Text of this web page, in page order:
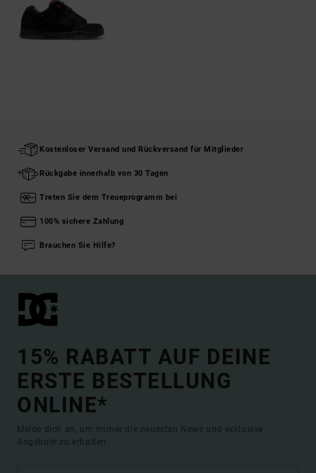
Kostenloser Versand und Rückversand für Mitglieder
Rückgabe innerhalb von 30 Tagen
Treten Sie dem Treueprogramm bei
100% sichere Zahlung
Brauchen Sie Hilfe?
15% RABATT AUF DEINE
ERSTE BESTELLUNG
ONLINE*
Melde dich an, um immer die neuesten News und exklusive
Angebote zu erhalten.